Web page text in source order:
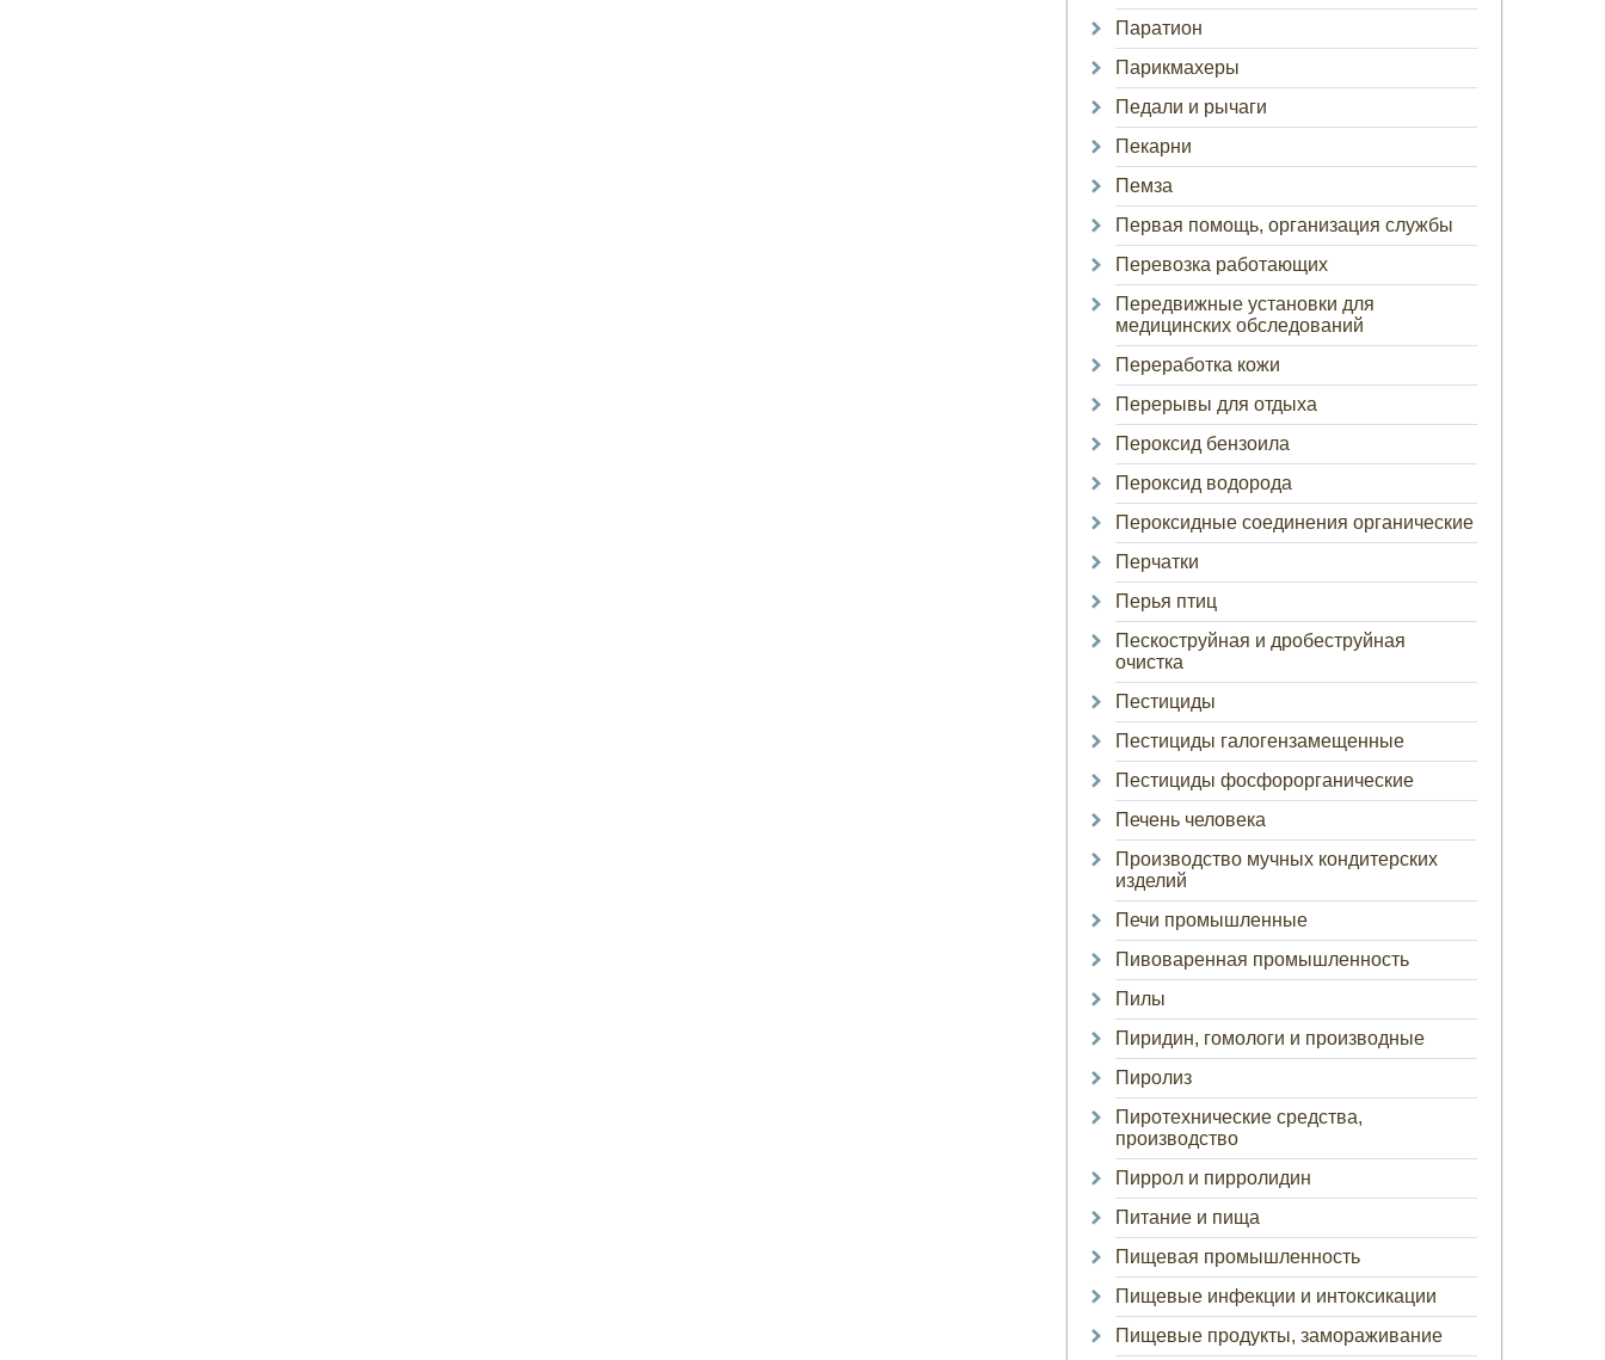
Паратион
Парикмахеры
Педали и рычаги
Пекарни
Пемза
Первая помощь, организация службы
Перевозка работающих
Передвижные установки для
медицинских обследований
Переработка кожи
Перерывы для отдыха
Пероксид бензоила
Пероксид водорода
Пероксидные соединения органические
Перчатки
Перья птиц
Пескоструйная и дробеструйная
очистка
Пестициды
Пестициды галогензамещенные
Пестициды фосфорорганические
Печень человека
Производство мучных кондитерских
изделий
Печи промышленные
Пивоваренная промышленность
Пилы
Пиридин, гомологи и производные
Пиролиз
Пиротехнические средства,
производство
Пиррол и пирролидин
Питание и пища
Пищевая промышленность
Пищевые инфекции и интоксикации
Пищевые продукты, замораживание